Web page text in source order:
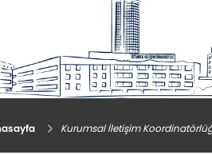
Kurumsal İletişim